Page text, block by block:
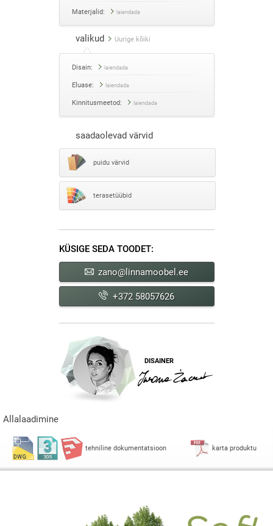
Materjalid: laiendada
valikud Uurige kõiki
Disain: laiendada
Eluase: laiendada
Kinnitusmeetod: laiendada
saadaolevad värvid
puidu värvid
terasetüübid
KÜSIGE SEDA TOODET:
zano@linnamoobel.ee
+372 58057626
DISAINER
Allalaadimine
tehniline dokumentatsioon karta produktu